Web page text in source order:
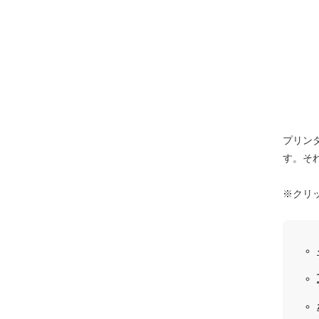
プリン
す。そ
※クリ